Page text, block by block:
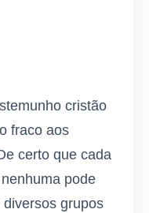
cristão
fraco aos
certo que cada
pode
grupos